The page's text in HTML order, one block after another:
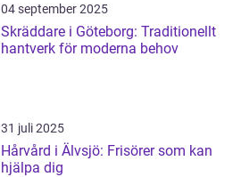
04 september 2025
Skräddare i Göteborg: Traditionellt
hantverk för moderna behov
31 juli 2025
Hårvård i Älvsjö: Frisörer som kan
hjälpa dig